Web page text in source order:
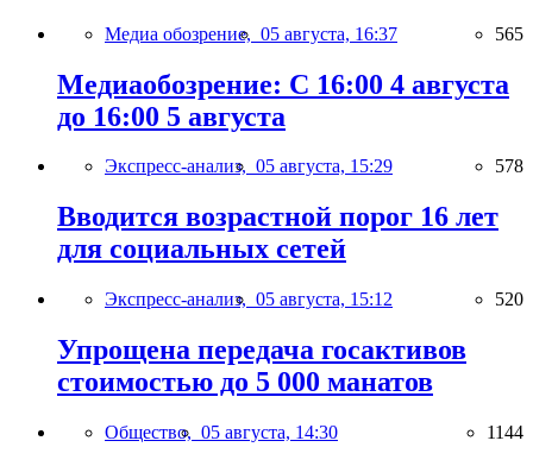
Медиа обозрение, 05 августа, 16:37 565
Медиаобозрение: С 16:00 4 августа
до 16:00 5 августа
Экспресс-анализ, 05 августа, 15:29 578
Вводится возрастной порог 16 лет
для социальных сетей
Экспресс-анализ, 05 августа, 15:12 520
Упрощена передача госактивов
стоимостью до 5 000 манатов
Общество, 05 августа, 14:30 1144